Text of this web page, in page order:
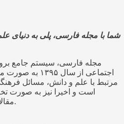
شما با مجله فارسی، پلی به دنیای
مجله فارسی، سیستم جامع
اجتماعی از سال
مرتبط با علم و دانش، مسائل
است و اخیرا نیز به صورت
مقالات این حوزه‌ها فعالیت می کند.